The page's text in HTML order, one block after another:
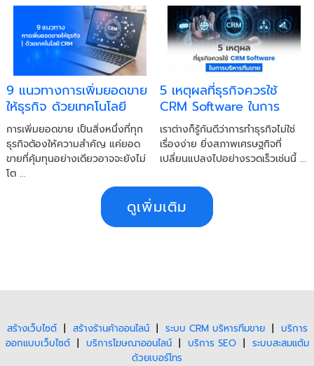
9 แนวทางการเพิ่มยอดขาย
ให้ธุรกิจ ด้วยเทคโนโลยี
CRM
การเพิ่มยอดขาย เป็นสิ่งหนึ่งที่ทุก
ธุรกิจต้องให้ความสำคัญ แค่ยอด
ขายที่คุ้มทุนอย่างเดียวอาจจะยังไม่
โต ...
5 เหตุผลที่ธุรกิจควรใช้
CRM Software ในการ
บริหารทีมขาย
เราต่างก็รู้กันดีว่าการทำธุรกิจไม่ใช่
เรื่องง่าย ยิ่งสภาพเศรษฐกิจที่
เปลี่ยนแปลงไปอย่างรวดเร็วเช่นนี้ ...
ดูเพิ่มเติม
สร้างเว็บไซต์| สร้างร้านค้าออนไลน์| ระบบ CRM บริหารทีมขาย| บริการ
ออกแบบเว็บไซต์| บริการโฆษณาออนไลน์| บริการ SEO| ระบบสะสมแต้ม
ด้วยเบอร์โทร